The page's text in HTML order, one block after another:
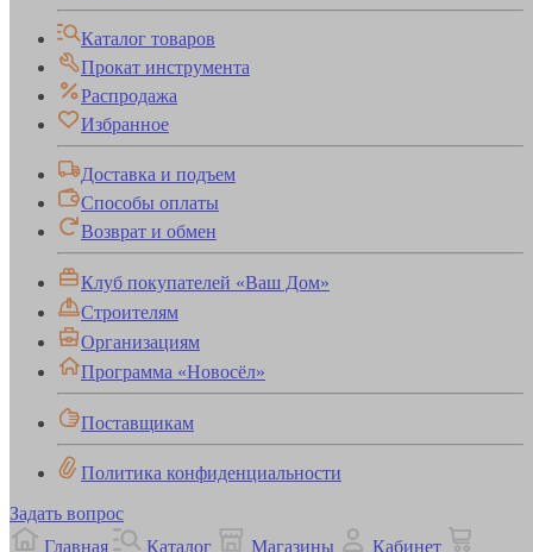
Каталог товаров
Прокат инструмента
Распродажа
Избранное
Доставка и подъем
Способы оплаты
Возврат и обмен
Клуб покупателей «Ваш Дом»
Строителям
Организациям
Программа «Новосёл»
Поставщикам
Политика конфиденциальности
Задать вопрос
Главная
Каталог Магазины
Кабинет